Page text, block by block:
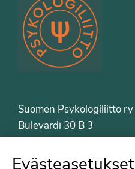
Suomen Psykologiliitto ry
Bulevardi 30 B 3
Puh. 09-6122 9122
Evästeasetukset